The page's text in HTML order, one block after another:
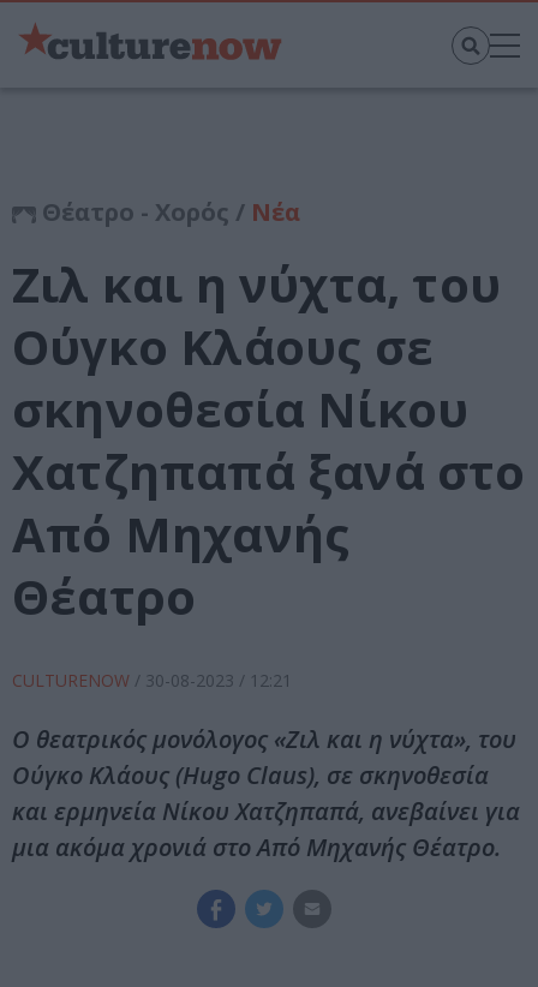
Θέατρο - Χορός / Νέα
Ζιλ και η νύχτα, του
Ούγκο Κλάους σε
σκηνοθεσία Νίκου
Χατζηπαπά ξανά στο
Από Μηχανής
Θέατρο
CULTURENOW / 30-08-2023 / 12:21
Ο θεατρικός μονόλογος «Ζιλ και η νύχτα», του
Ούγκο Κλάους (Hugo Claus), σε σκηνοθεσία
και ερμηνεία Νίκου Χατζηπαπά, ανεβαίνει για
μια ακόμα χρονιά στο Από Μηχανής Θέατρο.